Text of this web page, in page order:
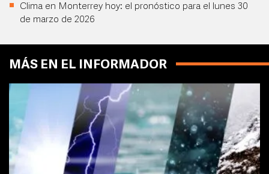
Clima en Monterrey hoy: el pronóstico para el lunes 30
de marzo de 2026
MÁS EN EL INFORMADOR